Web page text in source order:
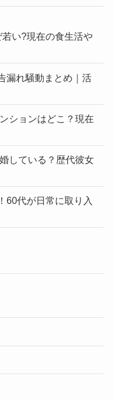
い?現在の食生活や
漏れ騒動まとめ｜活
ションはどこ？現在
している？歴代彼女
60代が日常に取り入